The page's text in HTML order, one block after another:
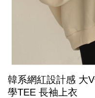
韓系網紅設計感 大
學TEE 長袖上衣